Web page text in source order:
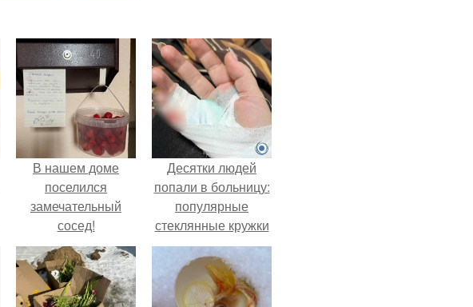
В нашем доме
поселился
замечательный
сосед!
Десятки людей
попали в больницу:
популярные
стеклянные кружки
с двойными
стенками
взрываются при
мытье.